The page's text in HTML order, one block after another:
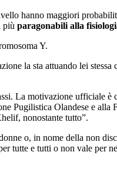
hanno maggiori
più paragonabili alla
Y.
la sta attuando lei
La motivazione ufficiale è
Pugilistica Olandese e alla
nonostante tutto”.
o, in nome della non
e tutti o non vale per